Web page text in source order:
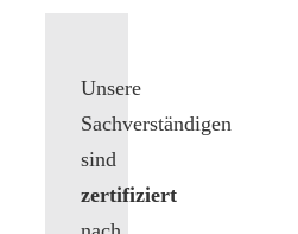
Unsere
Sachverständigen
sind
zertifiziert